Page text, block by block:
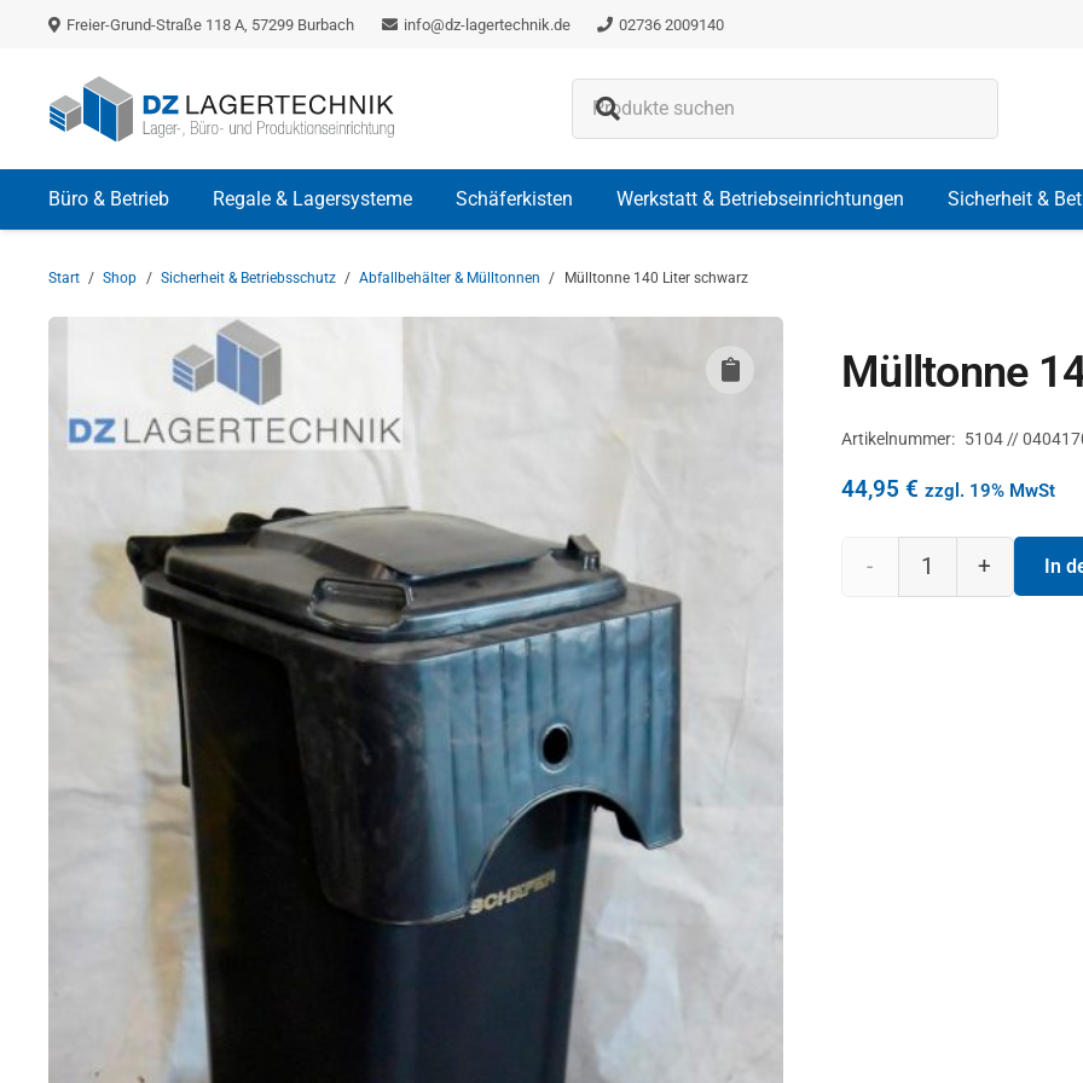
Freier-Grund-Straße 118 A, 57299 Burbach info@dz-lagertechnik.de 02736 2009140
Büro & Betrieb Regale & Lagersysteme Schäferkisten Werkstatt & Betriebseinrichtungen Sicherheit &
Start / Shop / Sicherheit & Betriebsschutz / Abfallbehälter & Mülltonnen / Mülltonne 140 Liter schwarz
Mülltonne
Artikelnummer: 5104 //
44,95 € zzgl. 19% MwSt
Mülltonne In